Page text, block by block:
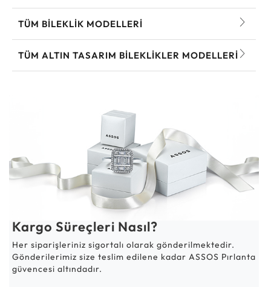
TÜM BILEKLIK MODELLERI
TÜM ALTIN TASARIM BILEKLIKLER MODELLERI
Kargo Süreçleri Nasıl?
Her siparişleriniz sigortalı olarak gönderilmektedir.
Gönderilerimiz size teslim edilene kadar ASSOS Pırlanta
güvencesi altındadır.